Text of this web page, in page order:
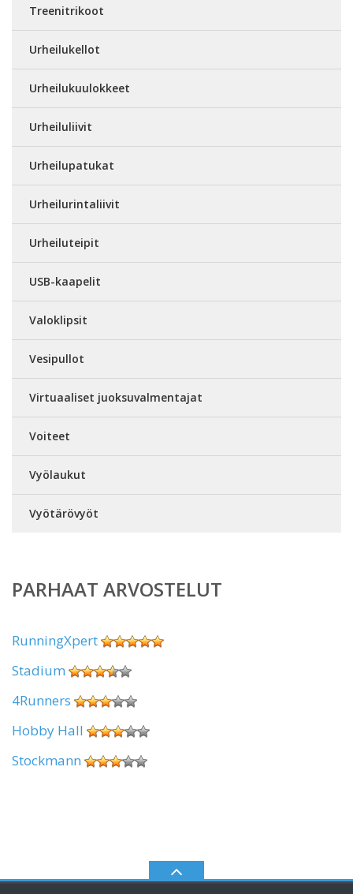
Treenitrikoot
Urheilukellot
Urheilukuulokkeet
Urheiluliivit
Urheilupatukat
Urheilurintaliivit
Urheiluteipit
USB-kaapelit
Valoklipsit
Vesipullot
Virtuaaliset juoksuvalmentajat
Voiteet
Vyölaukut
Vyötärövyöt
PARHAAT ARVOSTELUT
RunningXpert
Stadium
4Runners
Hobby Hall
Stockmann